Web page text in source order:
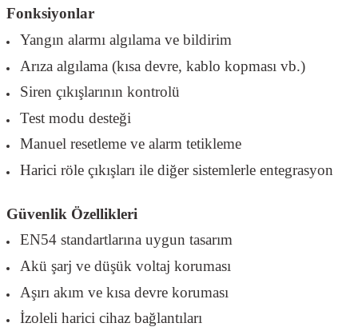
Fonksiyonlar
Yangın alarmı algılama ve bildirim
Arıza algılama (kısa devre, kablo kopması vb.)
Siren çıkışlarının kontrolü
Test modu desteği
Manuel resetleme ve alarm tetikleme
Harici röle çıkışları ile diğer sistemlerle entegrasyon
Güvenlik Özellikleri
EN54 standartlarına uygun tasarım
Akü şarj ve düşük voltaj koruması
Aşırı akım ve kısa devre koruması
İzoleli harici cihaz bağlantıları